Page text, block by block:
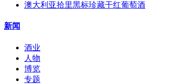
澳大利亚拾里黑标珍藏干红葡萄酒
新闻
酒业
人物
博览
专题